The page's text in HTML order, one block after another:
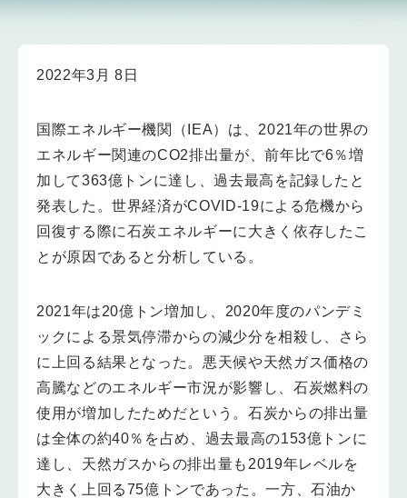
2022年3月 8日
国際エネルギー機関（IEA）は、2021年の世界の
エネルギー関連のCO2排出量が、前年比で6％増
加して363億トンに達し、過去最高を記録したと
発表した。世界経済がCOVID-19による危機から
回復する際に石炭エネルギーに大きく依存したこ
とが原因であると分析している。
2021年は20億トン増加し、2020年度のパンデミ
ックによる景気停滞からの減少分を相殺し、さら
に上回る結果となった。悪天候や天然ガス価格の
高騰などのエネルギー市況が影響し、石炭燃料の
使用が増加したためだという。石炭からの排出量
は全体の約40％を占め、過去最高の153億トンに
達し、天然ガスからの排出量も2019年レベルを
大きく上回る75億トンであった。一方、石油か